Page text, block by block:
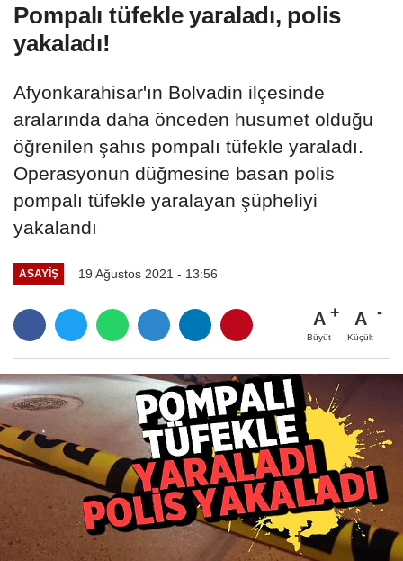
Pompalı tüfekle yaraladı, polis
yakaladı!
Afyonkarahisar'ın Bolvadin ilçesinde
aralarında daha önceden husumet olduğu
öğrenilen şahıs pompalı tüfekle yaraladı.
Operasyonun düğmesine basan polis
pompalı tüfekle yaralayan şüpheliyi
yakalandı
ASAYIŞ 19 Ağustos 2021 - 13:56
A
Büyüt
A
Küçült